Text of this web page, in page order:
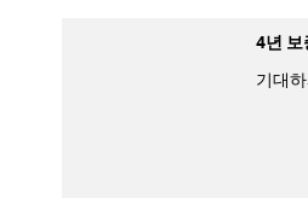
4년 보
기대